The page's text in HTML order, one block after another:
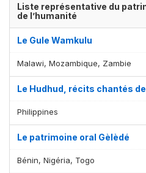
Liste représentative du
de l’humanité
Le Gule Wamkulu
Malawi, Mozambique, Zambie
Le Hudhud, récits chantés
Philippines
Le patrimoine oral Gèlèdé
Bénin, Nigéria, Togo